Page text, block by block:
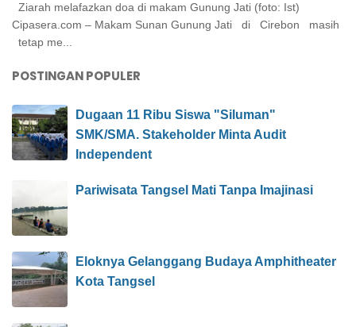
Ziarah melafazkan doa di makam Gunung Jati (foto: Ist)
Cipasera.com – Makam Sunan Gunung Jati di Cirebon masih
tetap me...
POSTINGAN POPULER
Dugaan 11 Ribu Siswa "Siluman"
SMK/SMA. Stakeholder Minta Audit
Independent
Pariwisata Tangsel Mati Tanpa Imajinasi
Eloknya Gelanggang Budaya Amphitheater
Kota Tangsel